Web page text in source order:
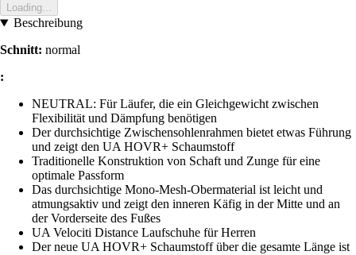
Loading...
Beschreibung
Schnitt: normal
:
NEUTRAL: Für Läufer, die ein Gleichgewicht zwischen
Flexibilität und Dämpfung benötigen
Der durchsichtige Zwischensohlenrahmen bietet etwas Führung
und zeigt den UA HOVR+ Schaumstoff
Traditionelle Konstruktion von Schaft und Zunge für eine
optimale Passform
Das durchsichtige Mono-Mesh-Obermaterial ist leicht und
atmungsaktiv und zeigt den inneren Käfig in der Mitte und an
der Vorderseite des Fußes
UA Velociti Distance Laufschuhe für Herren
Der neue UA HOVR+ Schaumstoff über die gesamte Länge ist